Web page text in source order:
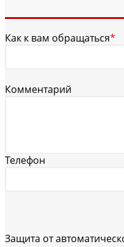
Как к вам обращаться*
Комментарий
Телефон
Защита от